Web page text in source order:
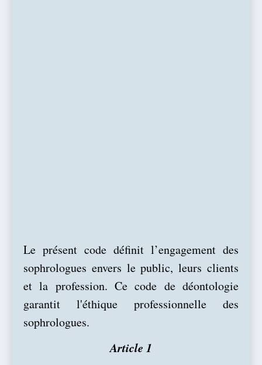
Le présent code définit l’engagement des
sophrologues envers le public, leurs clients
et la profession. Ce code de déontologie
garantit l'éthique professionnelle des
sophrologues.
Article 1